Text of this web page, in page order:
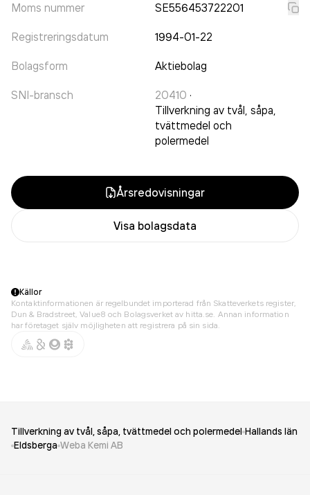
Moms nummer SE556453722201
Registreringsdatum 1994-01-22
Bolagsform Aktiebolag
SNI-bransch 20410 ·
Tillverkning av tvål, såpa,
tvättmedel och
polermedel
Årsredovisningar
Visa bolagsdata
Källor
Kontaktinformationen är regelbundet importerad från Skatteverkets register,
Dun & Bradstreet, Value8 och Bolagsverket av hitta.se. Annan information
har företaget själv möjligheten att registrera på sin sida.
Tillverkning av tvål, såpa, tvättmedel och polermedel Hallands län
Eldsberga Weba Kemi AB